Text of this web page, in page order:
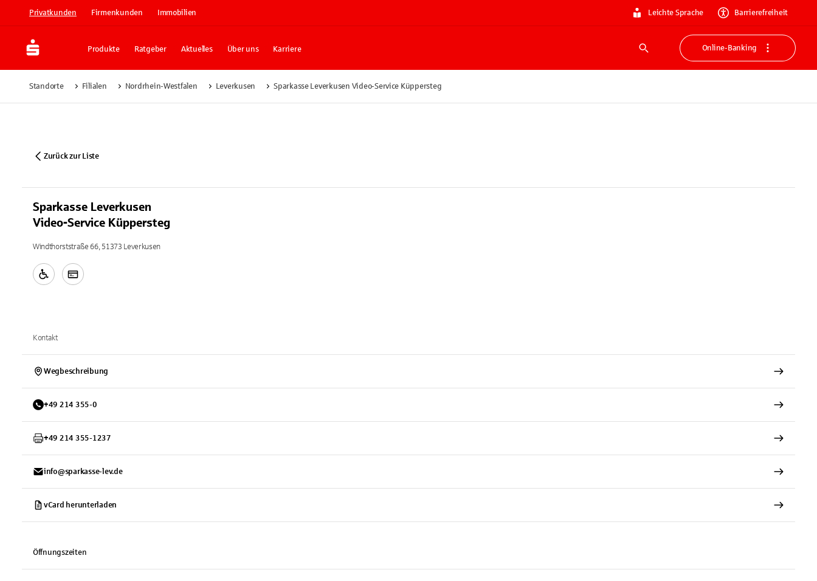
Privatkunden Firmenkunden Immobilien Leichte Sprache Barrierefreiheit
Produkte Ratgeber Aktuelles Über uns Karriere
Suche
Online-Banking
Standorte Filialen Nordrhein-Westfalen Leverkusen Sparkasse Leverkusen Video-Service Küppersteg
Zurück zur Liste
Sparkasse Leverkusen
Video-Service Küppersteg
Windthorststraße 66, 51373 Leverkusen
Kontakt
Wegbeschreibung
+49 214 355-0
+49 214 355-1237
info@sparkasse-lev.de
vCard herunterladen
Öffnungszeiten